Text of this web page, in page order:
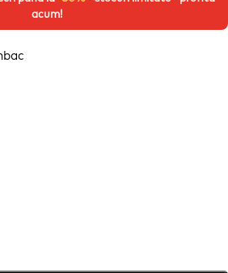
acum!